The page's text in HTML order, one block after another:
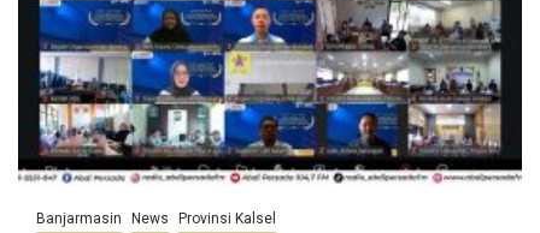
Banjarmasin News Provinsi Kalsel